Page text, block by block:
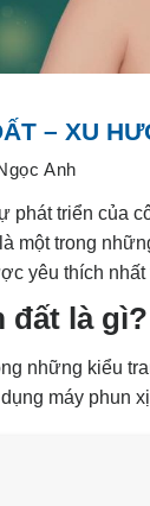
– XU
Anh
phát triển của
một trong
yêu thích
đất là gì?
những kiểu
máy phun